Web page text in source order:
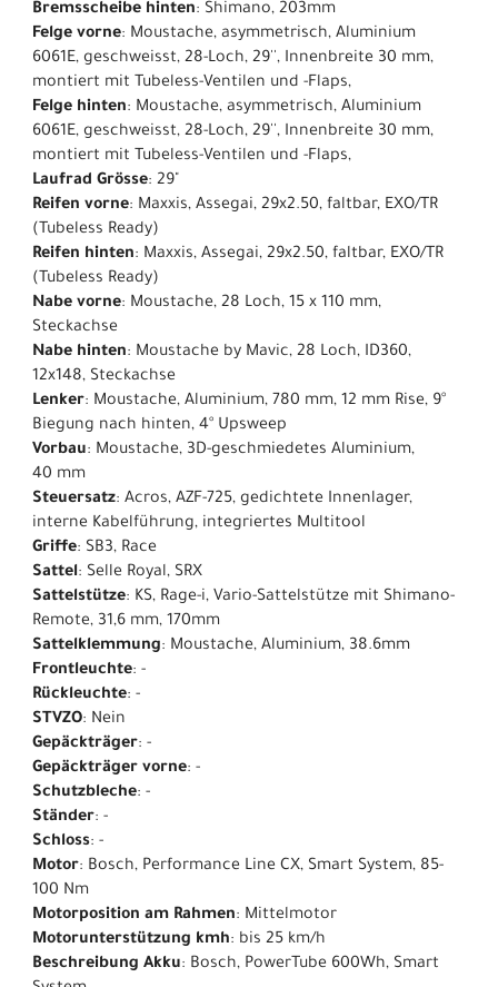
Bremsscheibe hinten: Shimano, 203mm
Felge vorne: Moustache, asymmetrisch, Aluminium
6061E, geschweisst, 28-Loch, 29'', Innenbreite 30 mm,
montiert mit Tubeless-Ventilen und -Flaps,
Felge hinten: Moustache, asymmetrisch, Aluminium
6061E, geschweisst, 28-Loch, 29'', Innenbreite 30 mm,
montiert mit Tubeless-Ventilen und -Flaps,
Laufrad Grösse: 29"
Reifen vorne: Maxxis, Assegai, 29x2.50, faltbar, EXO/TR
(Tubeless Ready)
Reifen hinten: Maxxis, Assegai, 29x2.50, faltbar, EXO/TR
(Tubeless Ready)
Nabe vorne: Moustache, 28 Loch, 15 x 110 mm,
Steckachse
Nabe hinten: Moustache by Mavic, 28 Loch, ID360,
12x148, Steckachse
Lenker: Moustache, Aluminium, 780 mm, 12 mm Rise, 9°
Biegung nach hinten, 4° Upsweep
Vorbau: Moustache, 3D-geschmiedetes Aluminium,
40 mm
Steuersatz: Acros, AZF-725, gedichtete Innenlager,
interne Kabelführung, integriertes Multitool
Griffe: SB3, Race
Sattel: Selle Royal, SRX
Sattelstütze: KS, Rage-i, Vario-Sattelstütze mit Shimano-
Remote, 31,6 mm, 170mm
Sattelklemmung: Moustache, Aluminium, 38.6mm
Frontleuchte: -
Rückleuchte: -
STVZO: Nein
Gepäckträger: -
Gepäckträger vorne: -
Schutzbleche: -
Ständer: -
Schloss: -
Motor: Bosch, Performance Line CX, Smart System, 85-
100 Nm
Motorposition am Rahmen: Mittelmotor
Motorunterstützung kmh: bis 25 km/h
Beschreibung Akku: Bosch, PowerTube 600Wh, Smart